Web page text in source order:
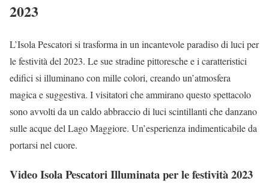
2023
L’Isola Pescatori si trasforma in un incantevole paradiso di luci per
le festività del 2023. Le sue stradine pittoresche e i caratteristici
edifici si illuminano con mille colori, creando un’atmosfera
magica e suggestiva. I visitatori che ammirano questo spettacolo
sono avvolti da un caldo abbraccio di luci scintillanti che danzano
sulle acque del Lago Maggiore. Un’esperienza indimenticabile da
portarsi nel cuore.
Video Isola Pescatori Illuminata per le festività 2023